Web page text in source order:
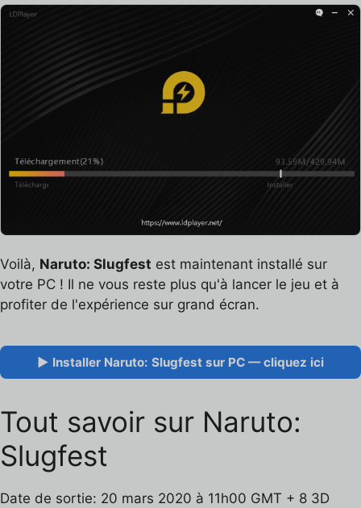
Voilà, Naruto: Slugfest est maintenant installé sur
votre PC ! Il ne vous reste plus qu'à lancer le jeu et à
profiter de l'expérience sur grand écran.
▶ Installer Naruto: Slugfest sur PC — cliquez ici
Tout savoir sur Naruto:
Slugfest
Date de sortie: 20 mars 2020 à 11h00 GMT + 8 3D